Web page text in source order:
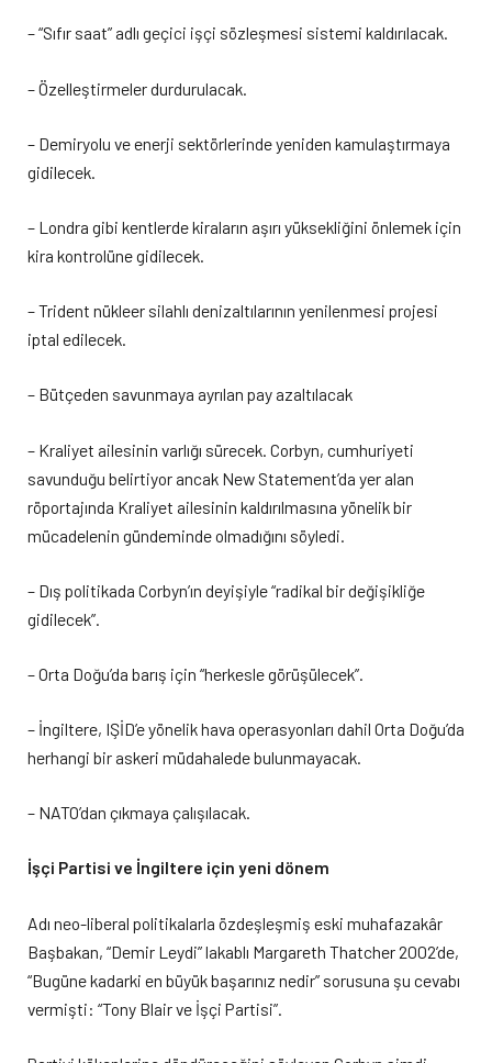
– “Sıfır saat” adlı geçici işçi sözleşmesi sistemi kaldırılacak.
– Özelleştirmeler durdurulacak.
– Demiryolu ve enerji sektörlerinde yeniden kamulaştırmaya
gidilecek.
– Londra gibi kentlerde kiraların aşırı yüksekliğini önlemek için
kira kontrolüne gidilecek.
– Trident nükleer silahlı denizaltılarının yenilenmesi projesi
iptal edilecek.
– Bütçeden savunmaya ayrılan pay azaltılacak
– Kraliyet ailesinin varlığı sürecek. Corbyn, cumhuriyeti
savunduğu belirtiyor ancak New Statement’da yer alan
röportajında Kraliyet ailesinin kaldırılmasına yönelik bir
mücadelenin gündeminde olmadığını söyledi.
– Dış politikada Corbyn’ın deyişiyle “radikal bir değişikliğe
gidilecek”.
– Orta Doğu’da barış için “herkesle görüşülecek”.
– İngiltere, IŞİD’e yönelik hava operasyonları dahil Orta Doğu’da
herhangi bir askeri müdahalede bulunmayacak.
– NATO’dan çıkmaya çalışılacak.
İşçi Partisi ve İngiltere için yeni dönem
Adı neo-liberal politikalarla özdeşleşmiş eski muhafazakâr
Başbakan, “Demir Leydi” lakablı Margareth Thatcher 2002’de,
“Bugüne kadarki en büyük başarınız nedir” sorusuna şu cevabı
vermişti: “Tony Blair ve İşçi Partisi”.